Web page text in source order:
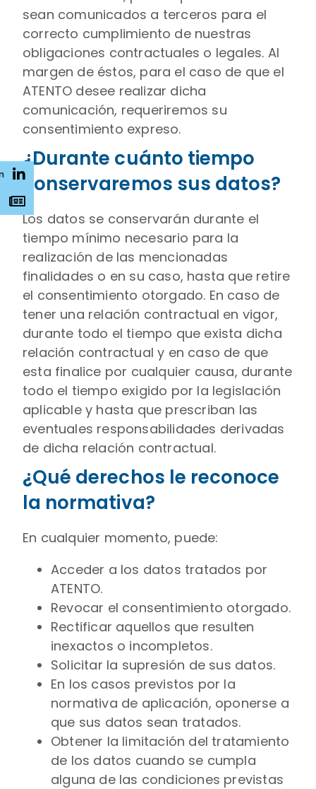
sean comunicados a terceros para el
correcto cumplimiento de nuestras
obligaciones contractuales o legales. Al
margen de éstos, para el caso de que el
ATENTO desee realizar dicha
comunicación, requeriremos su
consentimiento expreso.
¿Durante cuánto tiempo
conservaremos sus datos?
Los datos se conservarán durante el
tiempo mínimo necesario para la
realización de las mencionadas
finalidades o en su caso, hasta que retire
el consentimiento otorgado. En caso de
tener una relación contractual en vigor,
durante todo el tiempo que exista dicha
relación contractual y en caso de que
esta finalice por cualquier causa, durante
todo el tiempo exigido por la legislación
aplicable y hasta que prescriban las
eventuales responsabilidades derivadas
de dicha relación contractual.
¿Qué derechos le reconoce
la normativa?
En cualquier momento, puede:
Acceder a los datos tratados por
ATENTO.
Revocar el consentimiento otorgado.
Rectificar aquellos que resulten
inexactos o incompletos.
Solicitar la supresión de sus datos.
En los casos previstos por la
normativa de aplicación, oponerse a
que sus datos sean tratados.
Obtener la limitación del tratamiento
de los datos cuando se cumpla
alguna de las condiciones previstas